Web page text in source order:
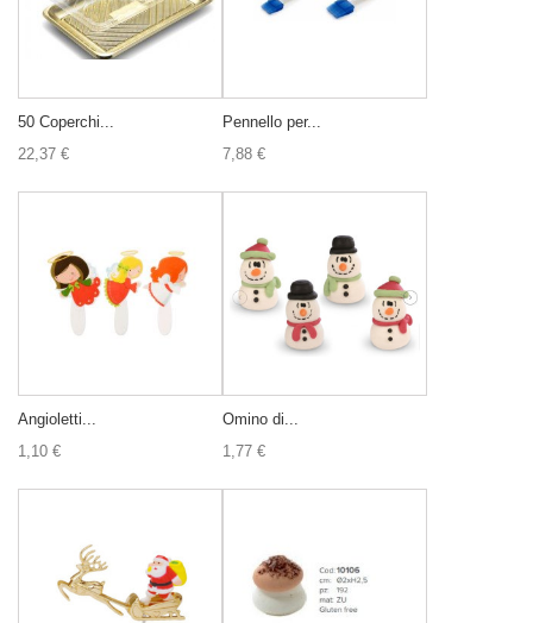
50 Coperchi...
22,37 €
Pennello per...
7,88 €
Angioletti...
1,10 €
Omino di...
1,77 €